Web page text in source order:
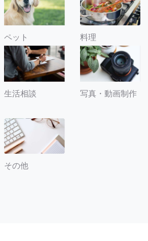
ペット 料理
生活相談 写真・動画制作
その他